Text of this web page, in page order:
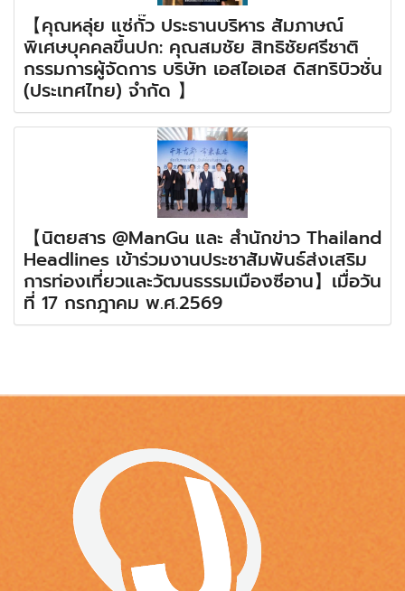
【คุณหลุ่ย แซ่กั๊ว ประธานบริหาร สัมภาษณ์
พิเศษบุคคลขึ้นปก: คุณสมชัย สิทธิชัยศรีชาติ
กรรมการผู้จัดการ บริษัท เอสไอเอส ดิสทริบิวชั่น
(ประเทศไทย) จำกัด 】
【นิตยสาร @ManGu และ สำนักข่าว Thailand
Headlines เข้าร่วมงานประชาสัมพันธ์ส่งเสริม
การท่องเที่ยวและวัฒนธรรมเมืองซีอาน】เมื่อวัน
ที่ 17 กรกฎาคม พ.ศ.2569